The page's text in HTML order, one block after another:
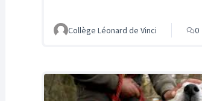
Collège Léonard de Vinci 0